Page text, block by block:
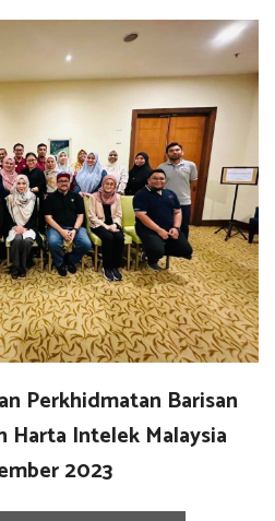
Perkhidmatan Barisan
Harta Intelek Malaysia
2023